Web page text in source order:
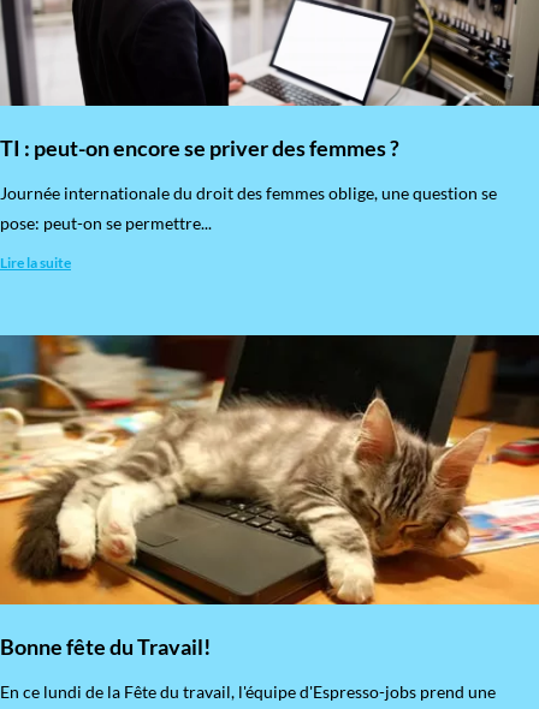
TI : peut-on encore se priver des femmes ?
​Journée internationale du droit des femmes oblige, une question se
pose: peut-on se permettre...
Lire la suite
Bonne fête du Travail!
En ce lundi de la Fête du travail, l'équipe d'Espresso-jobs prend une